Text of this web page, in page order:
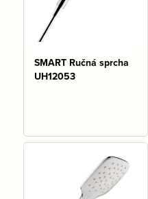
SMART Ručná sprcha
UH12053